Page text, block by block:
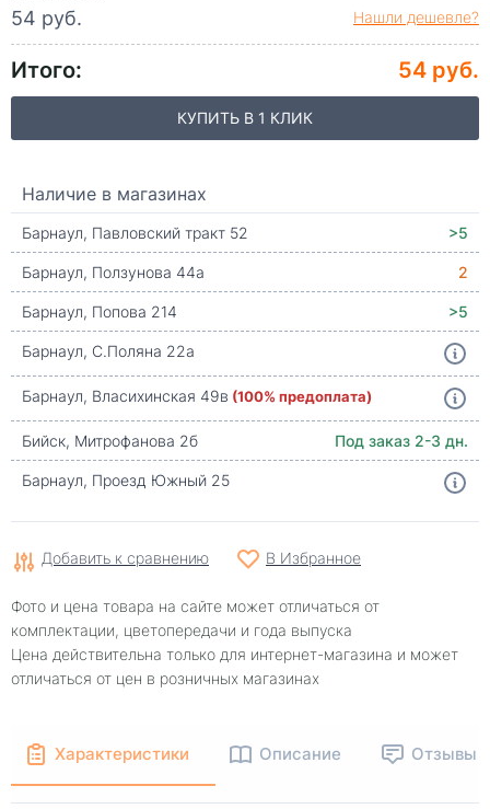
54 руб. Нашли дешевле?
Итого: 54 руб.
КУПИТЬ В 1 КЛИК
Наличие в магазинах
Барнаул, Павловский тракт 52
>5
Барнаул, Ползунова 44а
2
Барнаул, Попова 214
>5
Барнаул, С.Поляна 22а
Барнаул, Власихинская 49в (100% предоплата)
Бийск, Митрофанова 2б
Под заказ 2-3 дн.
Барнаул, Проезд Южный 25
Добавить к сравнению В Избранное
Фото и цена товара на сайте может отличаться от
комплектации, цветопередачи и года выпуска
Цена действительна только для интернет-магазина и может
отличаться от цен в розничных магазинах
Характеристики Описание Отзывы